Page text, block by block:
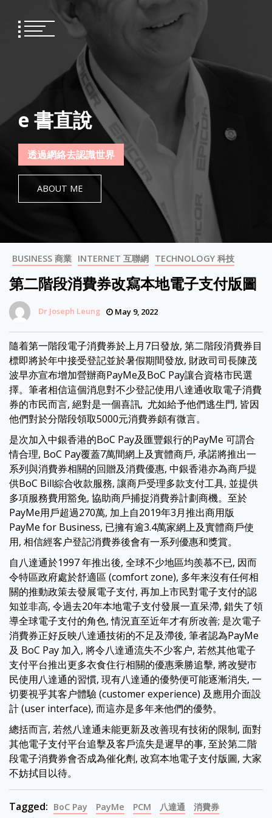
content
e 書直說
透過網絡去認識世界
ABOUT ME
BUSINESS 商業 INTERNET 互聯網 TECHNOLOGY 科技
第二階段消費券改寫本地電子支付版圖
Dr Joseph Leung May 9, 2022
隨着第一階段電子消費券於上月7日發放, 第二階段消費券目
標即將於年中接受登記並於暑假期間發放, 財政司司長陳茂
波早亦宣布增加營辦商PayMe及BoC Pay讓合資格市民選
擇。筆者相信這個消息對不少登記使用八達通收取電子消費
券的市民而言, 絕對是一個喜訊, 尤如給予他們逃生門, 皆因
他們對於分階段領取5000元消費券頗有微言。
是次加入中銀香港的BoC Pay及匯豐銀行的PayMe 可謂合
情合理, BoC Pay覆蓋7萬間網上及實體商戶, 承諾將推出一
系列與消費券相關的回贈及消費優惠, 中銀香港亦為商戶提
供BoC Bill綜合收款服務, 讓商戶受理多款支付工具, 並提供
多項服務費用豁免, 協助商戶捕捉消費券計劃商機。至於
PayMe用戶超過270萬, 加上自2019年3月推出商用版
PayMe for Business, 已擁有逾3.4萬家網上及實體商戶使
用, 相信經客户登記消費券後會有一系列優惠和獎賞。
自八達通於1997 年推出後, 全球不少地區均羨慕不已, 因而
令特區政府處於舒適區 (comfort zone), 多年来沒有任何相
關的推動政策去發展電子支付, 再加上市民對電子支付的認
知並非高, 令過去20年本地電子支付發展一直呆滯, 錯失了領
導全球電子支付的角色, 情況直至近年才有所改善; 是次電子
消費券正好反映八達通技術的不足及滯後, 筆者認為PayMe
及 BoC Pay 加入, 將令八達通流失不少客户, 若然其他電子
支付平台推出更多衣食住行相關的優惠乘勝追擊, 將改變市
民使用八達通的習慣, 現有八達通的優勢便可能逐漸消失, 一
切要視乎其客户體驗 (customer experience) 及應用介面設
計 (user interface), 而這亦是多年来他們的優勢。
總括而言, 若然八達通未能更新及改善現有技術的限制, 面對
其他電子支付平台追擊及客戶流失是遲早的事, 至於第二階
段電子消費券會否成為催化劑, 改寫本地電子支付版圖, 大家
不妨拭目以待。
Tagged: BoC Pay PayMe PCM 八達通
消費券